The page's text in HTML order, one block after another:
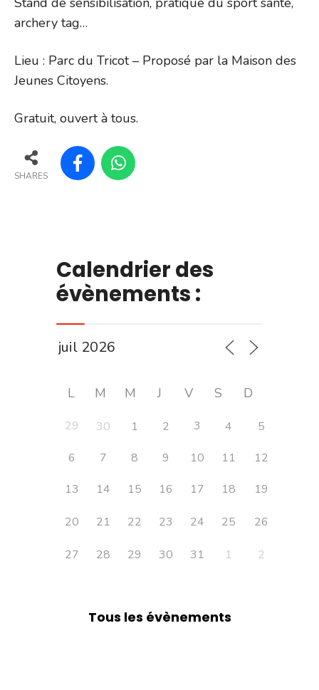
archery tag…
Lieu : Parc du Tricot – Proposé par la Maison des
Jeunes Citoyens.
Gratuit, ouvert à tous.
SHARES
Calendrier des
évènements :
L M M J V S D
29 30 1 2 3 4
5
6
7 8 9 10 11
12
13
14 15 16 17 18 19
20 21 22 23 24 25 26
27 28 29 30 31 1 2
Tous les évènements